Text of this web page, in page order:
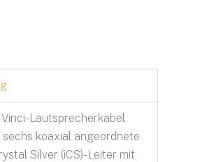
Vinci-Lautsprecherkabel
sechs koaxial angeordnete
Silver (iCS)-Leiter mit